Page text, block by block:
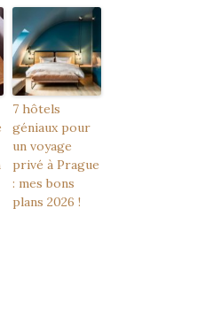
7 hôtels
géniaux pour
un voyage
privé à Prague
: mes bons
plans 2026 !